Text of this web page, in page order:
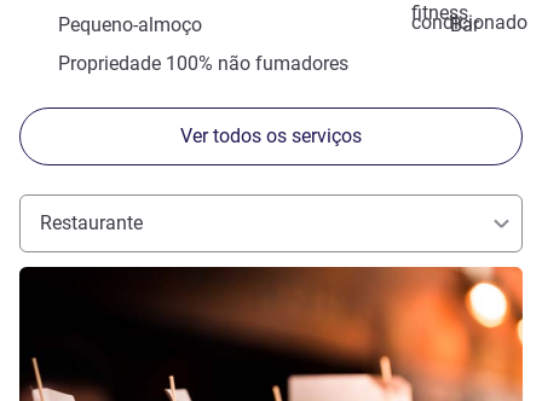
fitness
condicionado
Pequeno-almoço
Bar
Propriedade 100% não fumadores
Ver todos os serviços
Restaurante
Ver detalhes